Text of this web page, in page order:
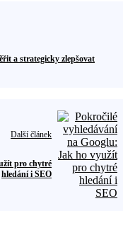
a strategicky zlepšovat
Další článek
pro chytré
hledání i SEO